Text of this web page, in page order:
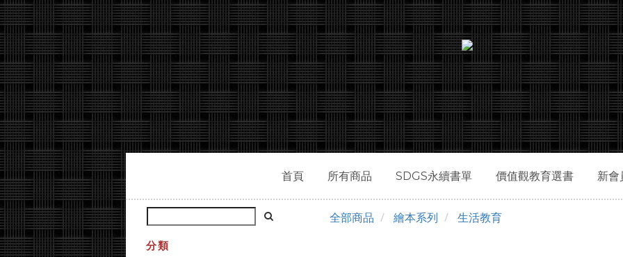
首頁 所有商品 SDGS永續書單 價值觀教育選書 新會
分類
全部商品 繪本系列 生活教育